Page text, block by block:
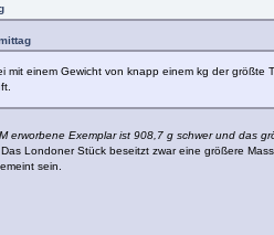
einem Gewicht von knapp einem kg der
erworbene Exemplar ist 908,7 g schwer und das
Londoner Stück beseitzt zwar eine größere
sein.